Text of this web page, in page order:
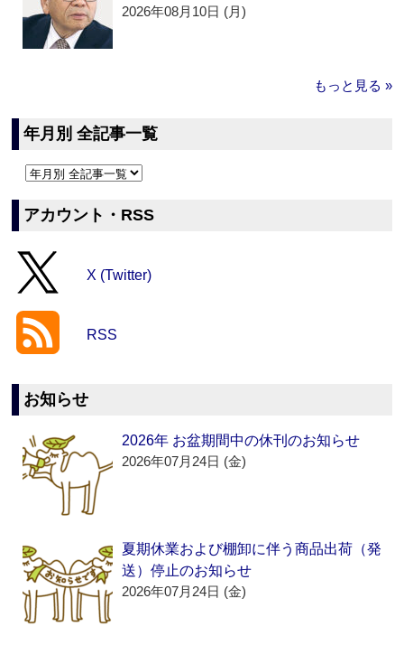
2026年08月10日 (月)
もっと見る »
年月別 全記事一覧
アカウント・RSS
X (Twitter)
RSS
お知らせ
2026年 お盆期間中の休刊のお知らせ
2026年07月24日 (金)
夏期休業および棚卸に伴う商品出荷（発
送）停止のお知らせ
2026年07月24日 (金)